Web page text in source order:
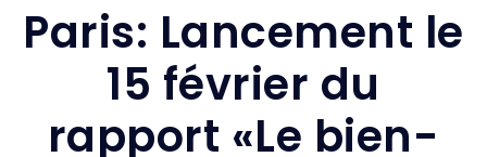
Paris: Lancement le
15 février du
rapport «Le bien-